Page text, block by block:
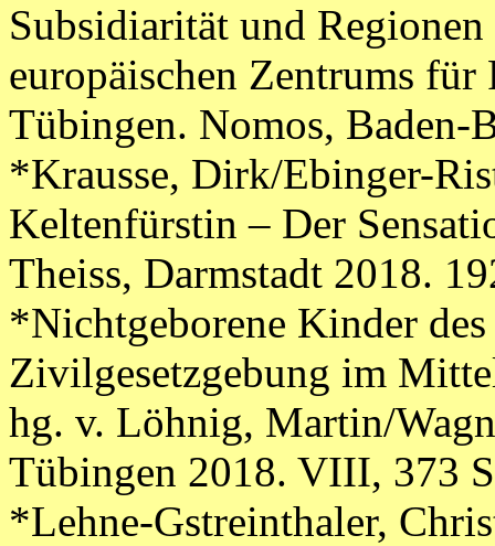
Subsidiarität und
europäischen Zentrums
Tübingen. Nomos, Baden-
*Krausse, Dirk/Ebinger-
Keltenfürstin – Der
Theiss, Darmstadt 2018.
*Nichtgeborene Kinder
Zivilgesetzgebung im
hg. v. Löhnig, Martin/
Tübingen 2018. VIII, 373
*Lehne-Gstreinthaler,